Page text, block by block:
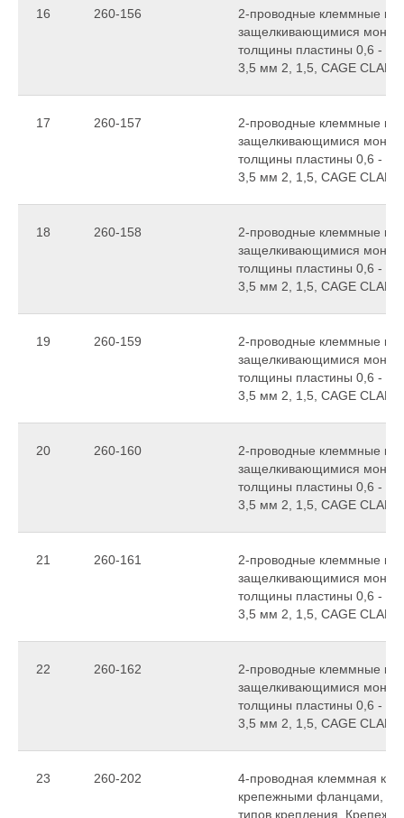
16 260-156
2-проводные клеммные
защелкивающимися
толщины пластины 0,6 -
3,5 мм 2, 1,5, CAGE CLAMP
17 260-157
2-проводные клеммные
защелкивающимися
толщины пластины 0,6 -
3,5 мм 2, 1,5, CAGE CLAMP
18 260-158
2-проводные клеммные
защелкивающимися
толщины пластины 0,6 -
3,5 мм 2, 1,5, CAGE CLAMP
19 260-159
2-проводные клеммные
защелкивающимися
толщины пластины 0,6 -
3,5 мм 2, 1,5, CAGE CLAMP
20 260-160
2-проводные клеммные
защелкивающимися
толщины пластины 0,6 -
3,5 мм 2, 1,5, CAGE CLAMP
21 260-161
2-проводные клеммные
защелкивающимися
толщины пластины 0,6 -
3,5 мм 2, 1,5, CAGE CLAMP
22 260-162
2-проводные клеммные
защелкивающимися
толщины пластины 0,6 -
3,5 мм 2, 1,5, CAGE CLAMP
23 260-202
4-проводная клеммная
крепежными фланцами,
типов крепления,